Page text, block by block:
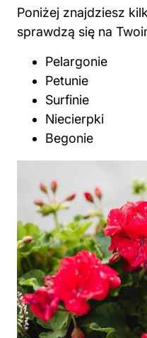
Poniżej znajdziesz
sprawdzą się na
Pelargonie
Petunie
Surfinie
Niecierpki
Begonie